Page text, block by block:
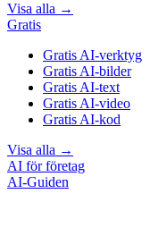
Visa alla →
Gratis
Gratis AI-verktyg
Gratis AI-bilder
Gratis AI-text
Gratis AI-video
Gratis AI-kod
Visa alla →
AI för företag
AI-Guiden